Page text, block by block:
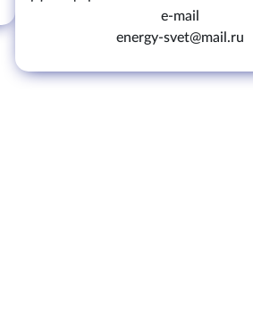
e-mail
energy-svet@mail.ru